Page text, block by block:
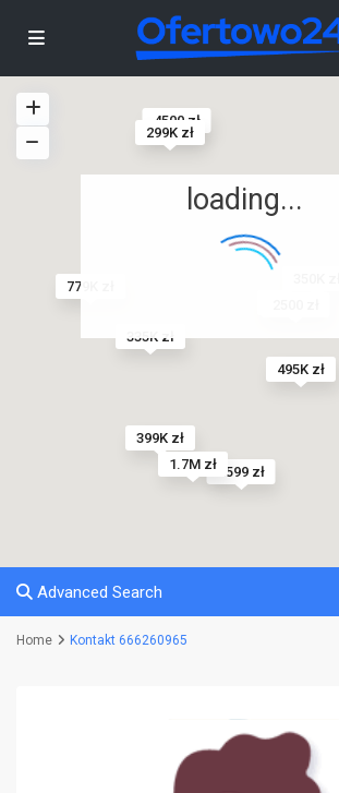
495K zł
2599 zł
335K zł
399K zł
1.7M zł
779K zł
4500 zł
299K zł
loading...
Advanced Search
Home Kontakt 666260965